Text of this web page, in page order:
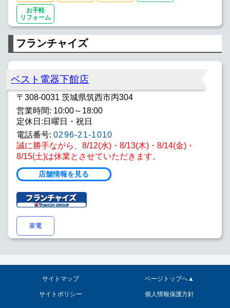
お手軽
リフォーム
フランチャイズ
ベスト電器下館店
〒308-0031 茨城県筑西市丙304
営業時間: 10:00～18:00
定休日:日曜日・祝日
電話番号: 0296-21-1010
誠に勝手ながら、8/12(水)・8/13(木)・8/14(金)・
8/15(土)は休業とさせていただきます。
店舗情報を見る
家電
サイトマップ ページトップへ▲
サイトポリシー 個人情報保護方針